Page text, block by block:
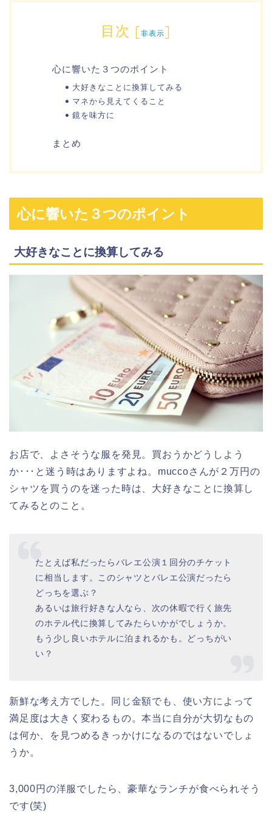
目次 [非表示]
心に響いた３つのポイント
大好きなことに換算してみる
マネから見えてくること
鏡を味方に
まとめ
心に響いた３つのポイント
大好きなことに換算してみる
お店で、よさそうな服を発見。買おうかどうしよう
か･･･と迷う時はありますよね。muccoさんが２万円の
シャツを買うのを迷った時は、大好きなことに換算し
てみるとのこと。
たとえば私だったらバレエ公演１回分のチケット
に相当します。このシャツとバレエ公演だったら
どっちを選ぶ？
あるいは旅行好きな人なら、次の休暇で行く旅先
のホテル代に換算してみたらいかがでしょうか。
もう少し良いホテルに泊まれるかも。どっちがい
い？
新鮮な考え方でした。同じ金額でも、使い方によって
満足度は大きく変わるもの。本当に自分が大切なもの
は何か、を見つめるきっかけになるのではないでしょ
うか。
3,000円の洋服でしたら、豪華なランチが食べられそう
です(笑)